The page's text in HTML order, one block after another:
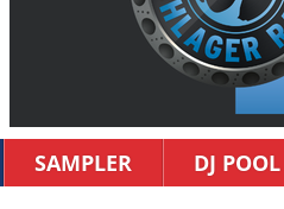
SAMPLER DJ POOL